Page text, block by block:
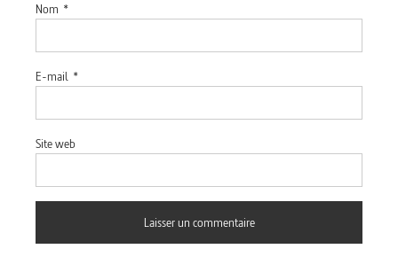
Nom *
E-mail *
Site web